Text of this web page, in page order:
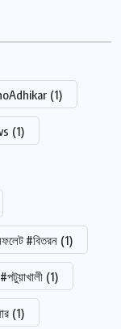
(1)
(1)
#বিতরন (1)
(1)
(1)